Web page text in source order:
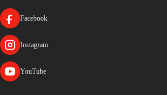
Facebook
Instagram
YouTube